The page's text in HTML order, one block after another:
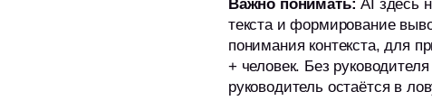
Важно понимать:AI здесь
текста и формирование
понимания контекста, для
+ человек. Без
руководитель остаётся в